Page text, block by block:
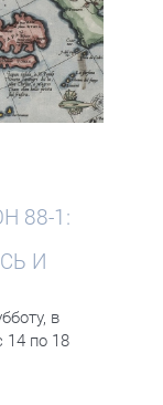
88-1:
И
в
14 по 18